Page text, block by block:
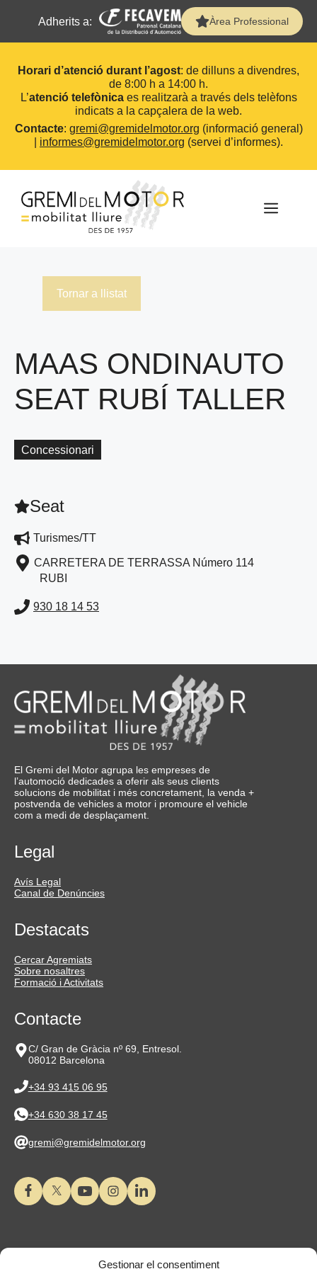
Gestionar el consentiment
Adherits a: Àrea Professional
Horari d’atenció durant l’agost: de dilluns a divendres,
de 8:00 h a 14:00 h.
L’atenció telefònicaes realitzarà a través dels telèfons
indicats a la capçalera de la web.
Contacte: gremi@gremidelmotor.org (informació general)
informes@gremidelmotor.org (servei d’informes).
contingut
Tornar a llistat
MAAS ONDINAUTO
SEAT RUBÍ TALLER
Concessionari
Seat
Turismes/TT
CARRETERA DE TERRASSA Número 114
RUBI
930 18 14 53
El Gremi del Motor agrupa les empreses de
l’automoció dedicades a oferir als seus clients
solucions de mobilitat i més concretament, la venda +
postvenda de vehicles a motor i promoure el vehicle
com a medi de desplaçament.
Legal
Avís Legal
Canal de Denúncies
Destacats
Cercar Agremiats
Sobre nosaltres
Formació i Activitats
Contacte
C/ Gran de Gràcia nº 69, Entresol.
08012 Barcelona
+34 93 415 06 95
+34 630 38 17 45
gremi@gremidelmotor.org